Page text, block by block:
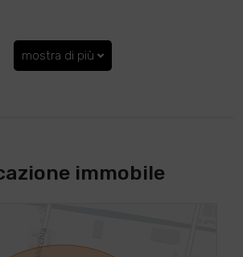
mostra di più
immobile